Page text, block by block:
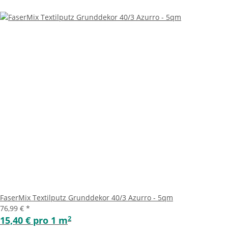
FaserMix Textilputz Grunddekor 40/3 Azurro - 5qm
76,99 € *
15,40 € pro 1 m2